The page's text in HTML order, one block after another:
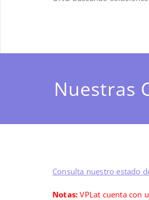
Nuestras
Consulta nuestro estado
Notas: VPLat cuenta con